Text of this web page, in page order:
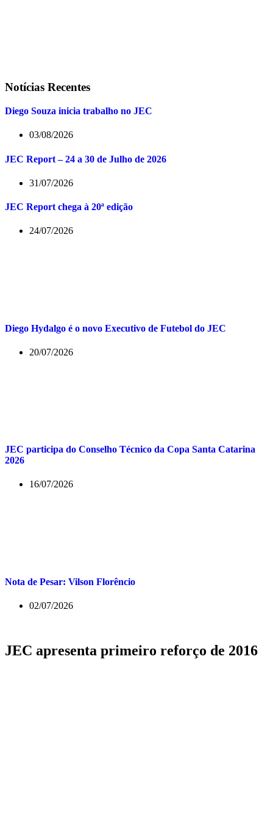
Notícias Recentes
Diego Souza inicia trabalho no JEC
03/08/2026
JEC Report – 24 a 30 de Julho de 2026
31/07/2026
JEC Report chega à 20ª edição
24/07/2026
Diego Hydalgo é o novo Executivo de Futebol do JEC
20/07/2026
JEC participa do Conselho Técnico da Copa Santa Catarina
2026
16/07/2026
Nota de Pesar: Vilson Florêncio
02/07/2026
JEC apresenta primeiro reforço de 2016